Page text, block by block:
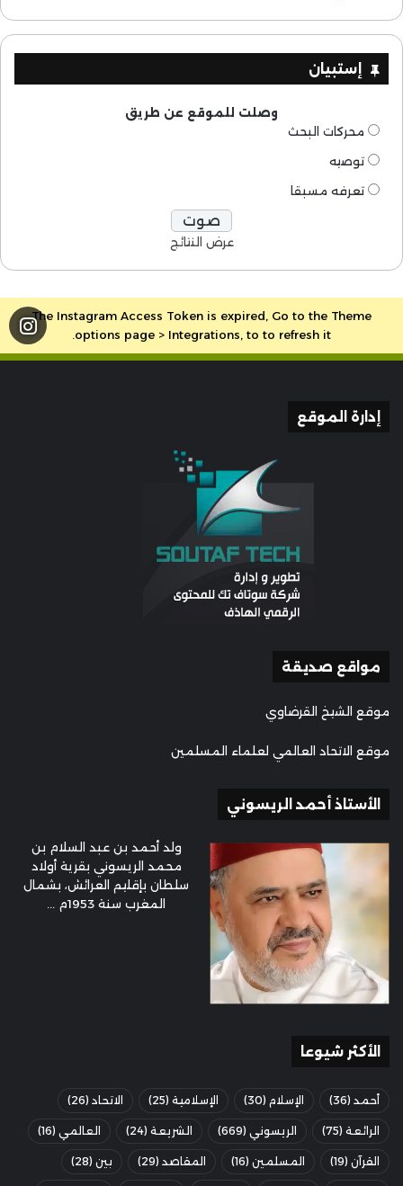
إستبيان
وصلت للموقع عن طريق
محركات البحث
توصيه
تعرفه مسبقا
عرض النتائج
The Instagram Access Token is expired, Go to the Theme
options page > Integrations, to to refresh it.
إدارة الموقع
مواقع صديقة
موقع الشيخ القرضاوي
موقع الاتحاد العالمي لعلماء المسلمين
الأستاذ أحمد الريسوني
ولد أحمد بن عبد السلام بن
محمد الريسوني بقرية أولاد
سلطان بإقليم العرائش، بشمال
المغرب سنة 1953م ...
الأكثر شيوعا
أحمد (36) الإسلام (30) الإسلامية (25) الاتحاد (26)
الرائعة (75) الريسوني (669) الشريعة (24) العالمي (16)
القرآن (19) المسلمين (16) المقاصد (29) بين (28)